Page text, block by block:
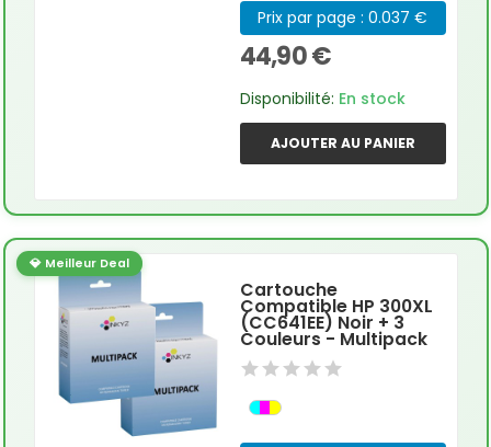
Prix par page : 0.037 €
44,90 €
Disponibilité: En stock
AJOUTER AU PANIER
💎 Meilleur Deal
Cartouche
Compatible HP 300XL
(CC641EE) Noir + 3
Couleurs - Multipack